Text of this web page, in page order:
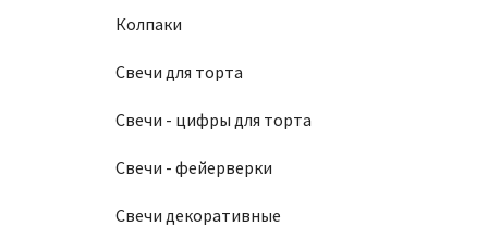
Колпаки
Свечи для торта
Свечи - цифры для торта
Свечи - фейерверки
Свечи декоративные